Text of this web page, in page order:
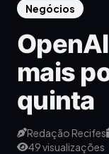
Negócios
mais
quinta
Redação Recifes
49 visualizações